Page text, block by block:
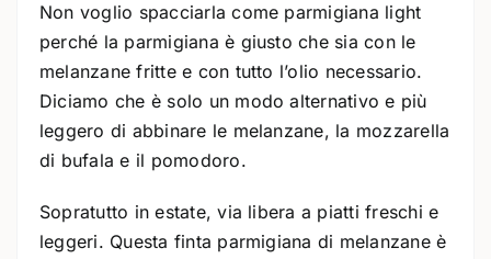
Non voglio spacciarla come parmigiana light
perché la parmigiana è giusto che sia con le
melanzane fritte e con tutto l’olio necessario.
Diciamo che è solo un modo alternativo e più
leggero di abbinare le melanzane, la mozzarella
di bufala e il pomodoro.
Sopratutto in estate, via libera a piatti freschi e
leggeri. Questa finta parmigiana di melanzane è